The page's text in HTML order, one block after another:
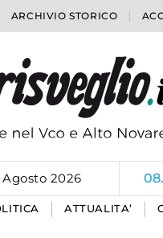
ARCHIVIO STORICO
2026
ATTUALITA’